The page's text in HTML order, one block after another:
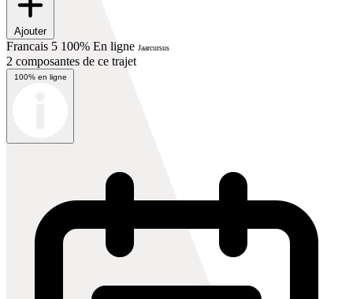
Ajouter
Francais 5 100% En ligne Jaarcursus
2 composantes de ce trajet
100% en ligne